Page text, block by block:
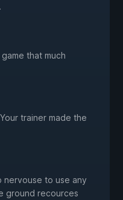
that much
trainer made the
nervouse to use any
ground recources